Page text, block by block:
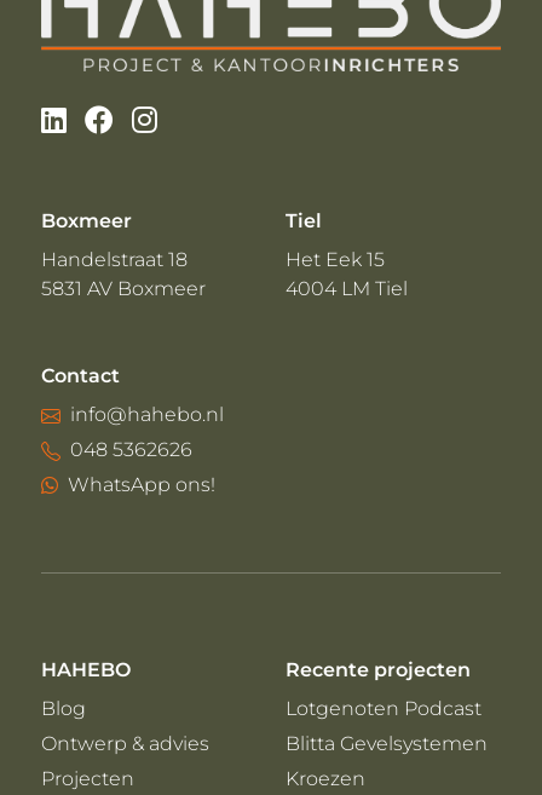
Boxmeer
Handelstraat 18
5831 AV Boxmeer
Tiel
Het Eek 15
4004 LM Tiel
Contact
info@hahebo.nl
048 5362626
WhatsApp ons!
HAHEBO
Blog
Ontwerp & advies
Projecten
Recente projecten
Lotgenoten Podcast
Blitta Gevelsystemen
Kroezen